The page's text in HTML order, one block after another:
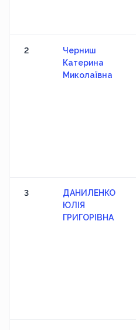
2
Черниш
Катерина
Миколаївна
3
ДАНИЛЕНКО
ЮЛІЯ
ГРИГОРІВНА